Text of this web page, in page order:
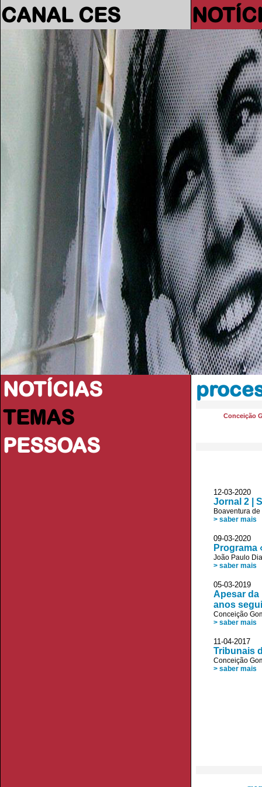
CANAL CES
NOTÍCIAS
TEMAS
PESSOAS
Conceição
12-03-
Jornal 2 |
Boaventura
> saber mais
09-03-
Programa
João Paulo
> saber mais
05-03-
Apesar da
anos
Conceição
> saber mais
11-04-
Tribunais
Conceição
> saber mais